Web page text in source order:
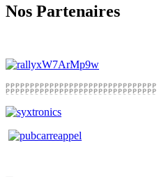
Nos Partenaires